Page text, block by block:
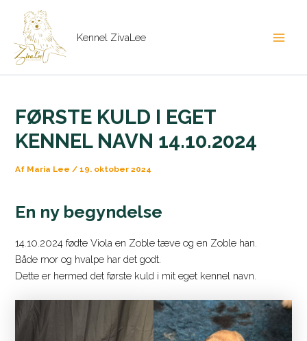
indholdet
Kennel ZivaLee
FØRSTE KULD I EGET
KENNEL NAVN 14.10.2024
Af Maria Lee/19. oktober 2024
En ny begyndelse
14.10.2024 fødte Viola en Zoble tæve og en Zoble han.
Både mor og hvalpe har det godt.
Dette er hermed det første kuld i mit eget kennel navn.